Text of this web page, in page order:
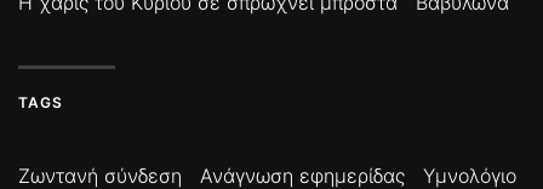
TAGS
Ζωντανή σύνδεση Ανάγνωση εφημερίδας
Υμνολόγιο